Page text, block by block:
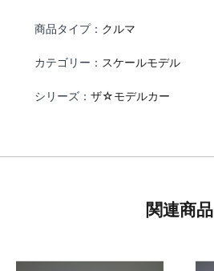
商品タイプ： クルマ
カテゴリー： スケールモデル
シリーズ： ザ☆モデルカー
関連商品